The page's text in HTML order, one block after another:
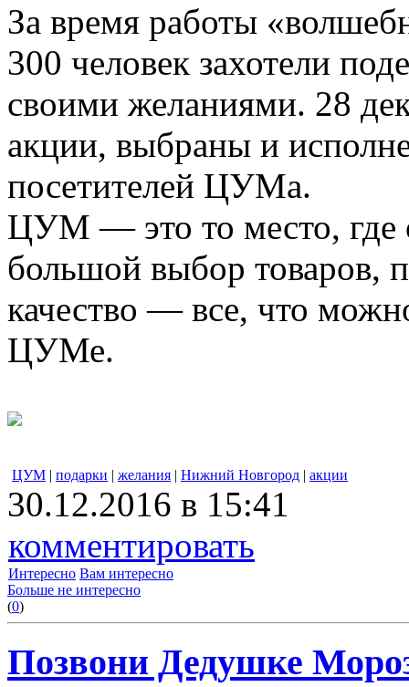
За время работы
300 человек захотели
своими желаниями. 28
акции, выбраны и
посетителей ЦУМа.
ЦУМ — это то место, где
большой выбор товаров,
качество — все, что
ЦУМе.
ЦУМ | подарки | желания | Нижний Новгород | акции
30.12.2016 в 15:41
комментировать
Интересно Вам интересно
Больше не интересно
(0)
Позвони Дедушке